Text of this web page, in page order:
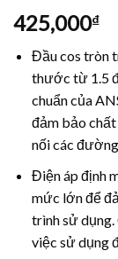
425,000₫
Đầu cos tròn
thước từ 1.5
chuẩn của
đảm bảo
nối các
Điện áp định
mức lớn để
trình sử dụng.
việc sử dụng